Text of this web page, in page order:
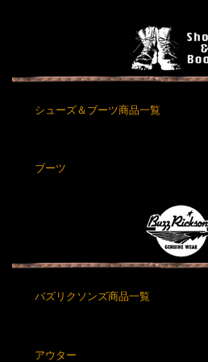
シューズ＆ブーツ商品一覧
ブーツ
バズリクソンズ商品一覧
アウター